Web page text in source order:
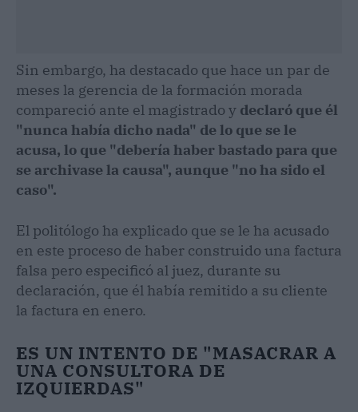
Sin embargo, ha destacado que hace un par de
meses la gerencia de la formación morada
compareció ante el magistrado y declaró que él
"nunca había dicho nada" de lo que se le
acusa, lo que "debería haber bastado para que
se archivase la causa", aunque "no ha sido el
caso".
El politólogo ha explicado que se le ha acusado
en este proceso de haber construido una factura
falsa pero especificó al juez, durante su
declaración, que él había remitido a su cliente
la factura en enero.
ES UN INTENTO DE "MASACRAR A
UNA CONSULTORA DE
IZQUIERDAS"